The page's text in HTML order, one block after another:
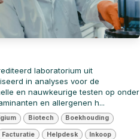
laboratorium uit
in analyses voor de
en nauwkeurige testen op onder
en allergenen h...
Biotech Boekhouding
Facturatie Helpdesk Inkoop